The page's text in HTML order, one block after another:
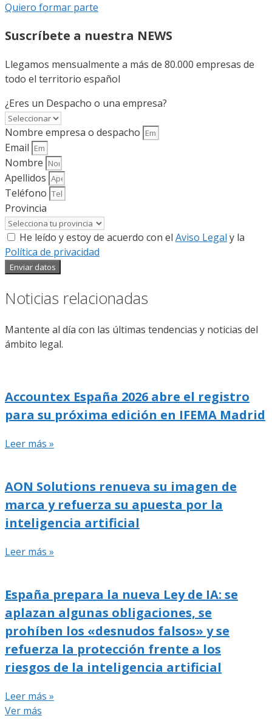
Quiero formar parte
Suscríbete a nuestra NEWS
Llegamos mensualmente a más de 80.000 empresas de
todo el territorio español
¿Eres un Despacho o una empresa?
Nombre empresa o despacho
Email
Nombre
Apellidos
Teléfono
Provincia
He leído y estoy de acuerdo con el Aviso Legal y la
Política de privacidad
Enviar datos
Noticias relacionadas
Mantente al día con las últimas tendencias y noticias del
ámbito legal.
Accountex España 2026 abre el registro
para su próxima edición en IFEMA Madrid
Leer más »
AON Solutions renueva su imagen de
marca y refuerza su apuesta por la
inteligencia artificial
Leer más »
España prepara la nueva Ley de IA: se
aplazan algunas obligaciones, se
prohíben los «desnudos falsos» y se
refuerza la protección frente a los
riesgos de la inteligencia artificial
Leer más »
Ver más